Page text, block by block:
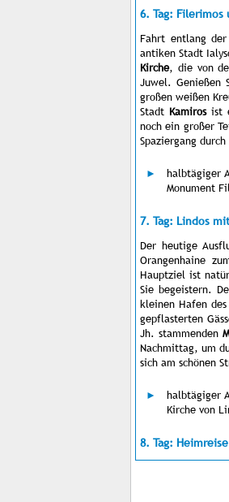
6. Tag: Filerimos
Fahrt entlang
antiken Stadt
Kirche, die von
Juwel. Genießen
großen weißen
Stadt Kamiros ist
noch ein großer
Spaziergang
halbtägiger
Monument
7. Tag: Lindos
Der heutige
Orangenhaine
Hauptziel ist
Sie begeistern.
kleinen Hafen
gepflasterten
Jh. stammenden
Nachmittag, um
sich am schönen
halbtägiger
Kirche von
8. Tag: Heimreise